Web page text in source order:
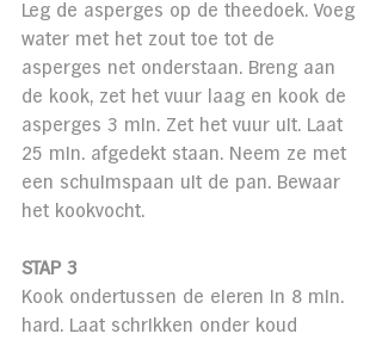
Leg de asperges op de theedoek. Voeg
water met het zout toe tot de
asperges net onderstaan. Breng aan
de kook, zet het vuur laag en kook de
asperges 3 min. Zet het vuur uit. Laat
25 min. afgedekt staan. Neem ze met
een schuimspaan uit de pan. Bewaar
het kookvocht.
STAP 3
Kook ondertussen de eieren in 8 min.
hard. Laat schrikken onder koud